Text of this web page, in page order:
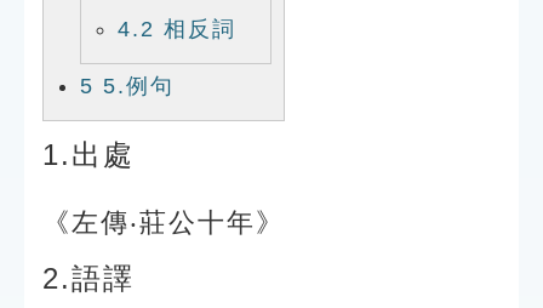
貓頭鷹博士
4.2 相反詞
5 5.例句
1.出處
《左傳‧莊公十年》
2.語譯